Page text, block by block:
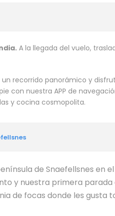
A la llegada del vuelo,
un recorrido panorámico y
con nuestra APP de
y cocina cosmopolita.
de Snaefellsnes en
y nuestra primera
de focas donde les gusta